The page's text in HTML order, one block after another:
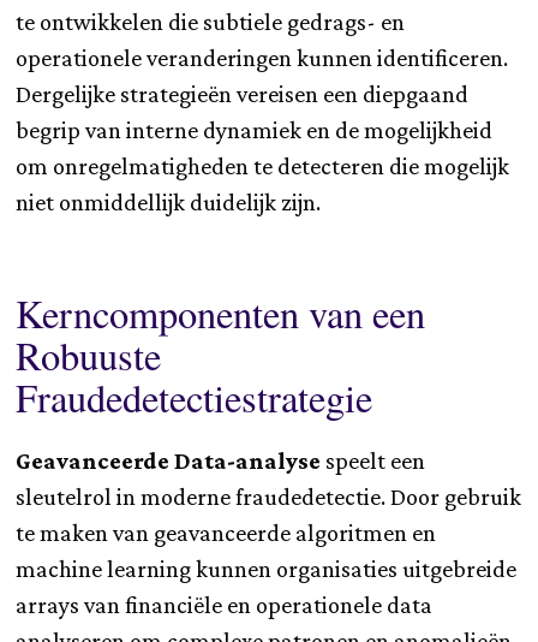
te ontwikkelen die subtiele gedrags- en
operationele veranderingen kunnen identificeren.
Dergelijke strategieën vereisen een diepgaand
begrip van interne dynamiek en de mogelijkheid
om onregelmatigheden te detecteren die mogelijk
niet onmiddellijk duidelijk zijn.
Kerncomponenten van een
Robuuste
Fraudedetectiestrategie
Geavanceerde Data-analyse speelt een
sleutelrol in moderne fraudedetectie. Door gebruik
te maken van geavanceerde algoritmen en
machine learning kunnen organisaties uitgebreide
arrays van financiële en operationele data